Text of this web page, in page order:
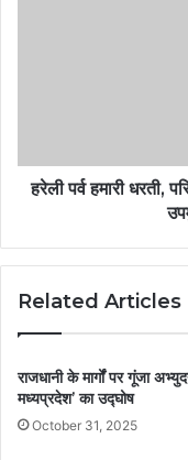
हरेली पर्व हमारी धरती,
Related Articles
राजधानी के मार्गों पर गूंजा
मध्यप्रदेश’ का उद्घोष
October 31, 2025